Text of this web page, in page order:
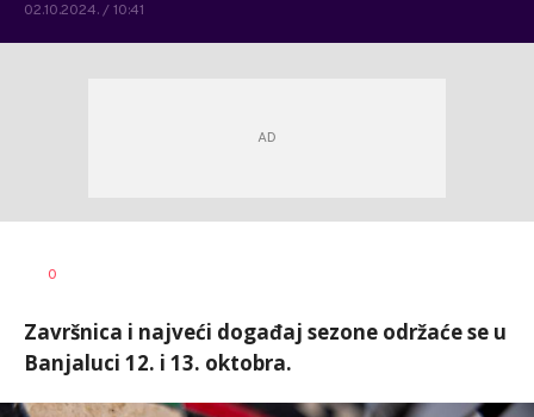
02.10.2024. / 10:41
AUTOR
0
Završnica i najveći događaj sezone održaće se u
Banjaluci 12. i 13. oktobra.